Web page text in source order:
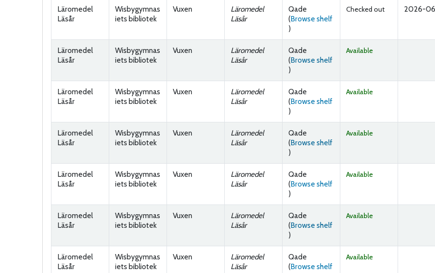
Läromedel
Läsår
Wisbygymnas
iets bibliotek
Vuxen
Läromedel
Läsår
Qade
(Browse shelf
(Opens below)
)
Checked out 2026-
Läromedel
Läsår
Wisbygymnas
iets bibliotek
Vuxen
Läromedel
Läsår
Qade
(Browse shelf
(Opens below)
)
Available
Läromedel
Läsår
Wisbygymnas
iets bibliotek
Vuxen
Läromedel
Läsår
Qade
(Browse shelf
(Opens below)
)
Available
Läromedel
Läsår
Wisbygymnas
iets bibliotek
Vuxen
Läromedel
Läsår
Qade
(Browse shelf
(Opens below)
)
Available
Läromedel
Läsår
Wisbygymnas
iets bibliotek
Vuxen
Läromedel
Läsår
Qade
(Browse shelf
(Opens below)
)
Available
Läromedel
Läsår
Wisbygymnas
iets bibliotek
Vuxen
Läromedel
Läsår
Qade
(Browse shelf
(Opens below)
)
Available
Läromedel
Läsår
Wisbygymnas
iets bibliotek
Vuxen
Läromedel
Läsår
Qade
(Browse shelf
Available